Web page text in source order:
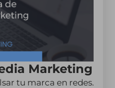
Marketing
tu marca en redes.